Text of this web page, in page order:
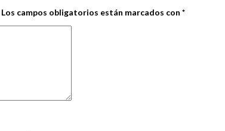
Los campos obligatorios están marcados con *